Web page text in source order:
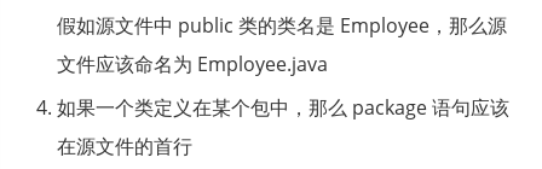
假如源文件中 public 类的类名是 Employee，那么源
文件应该命名为 Employee.java
如果一个类定义在某个包中，那么 package 语句应该
在源文件的首行